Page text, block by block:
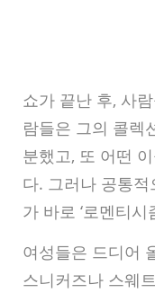
쇼가 끝난 후, 사
람들은 그의 콜렉
분했고, 또 어떤
다. 그러나 공통
가 바로 ‘로멘티시
여성들은 드디어
스니커즈나 스웨